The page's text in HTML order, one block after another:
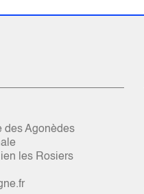
des Agonèdes
les Rosiers